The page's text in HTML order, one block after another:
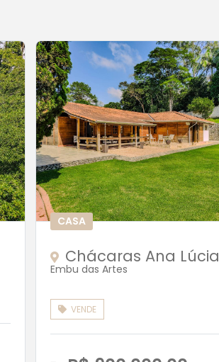
CASA
Chácaras Ana Lúcia
Embu das Artes
VENDE